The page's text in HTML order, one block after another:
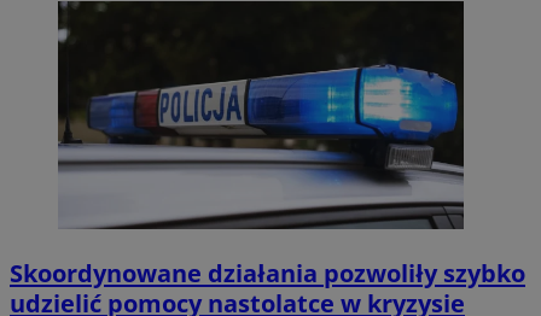
Skoordynowane działania pozwoliły szybko
udzielić pomocy nastolatce w kryzysie